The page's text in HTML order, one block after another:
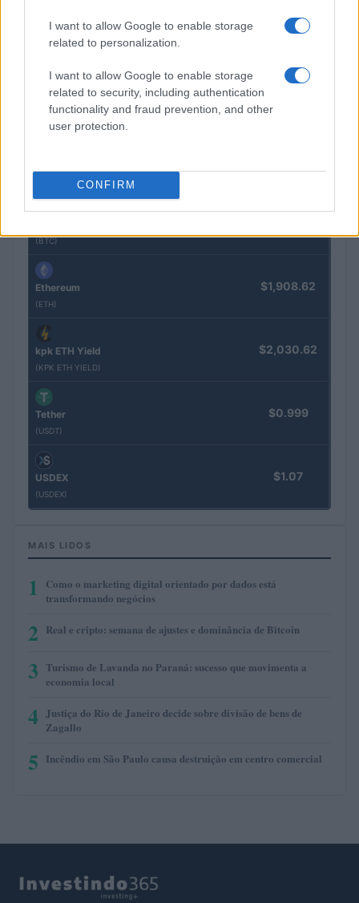
I want to allow Google to enable storage
related to personalization.
I want to allow Google to enable storage
related to security, including authentication
functionality and fraud prevention, and other
user protection.
CONFIRM
$0.022
kpk ETH Prime
(KPK ETH PRIME)
$2,034.90
(BTC)
Ethereum
(ETH)
$1,908.62
kpk ETH Yield
(KPK ETH YIELD)
$2,030.62
Tether
(USDT)
$0.999
USDEX
(USDEX)
$1.07
MAIS LIDOS
1
Como o marketing digital orientado por dados está
transformando negócios
2 Real e cripto: semana de ajustes e dominância de Bitcoin
3 Turismo de Lavanda no Paraná: sucesso que movimenta a
economia local
4
Justiça do Rio de Janeiro decide sobre divisão de bens de
Zagallo
5 Incêndio em São Paulo causa destruição em centro comercial